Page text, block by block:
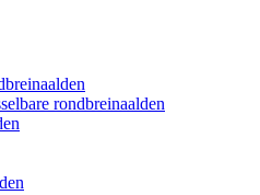
rondbreinaalden